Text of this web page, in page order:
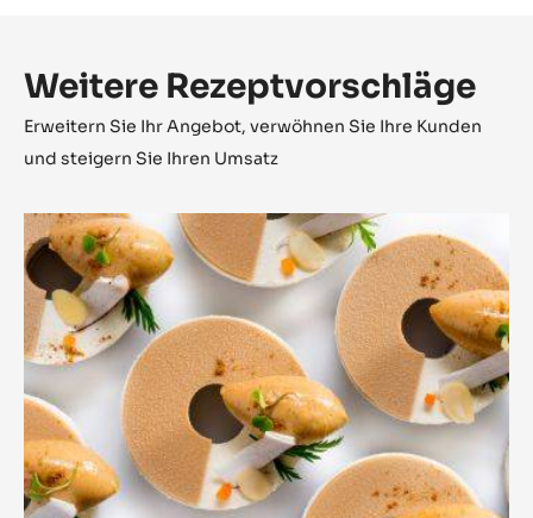
Weitere Rezeptvorschläge
Erweitern Sie Ihr Angebot, verwöhnen Sie Ihre Kunden
und steigern Sie Ihren Umsatz
MÖHRENKUCHEN